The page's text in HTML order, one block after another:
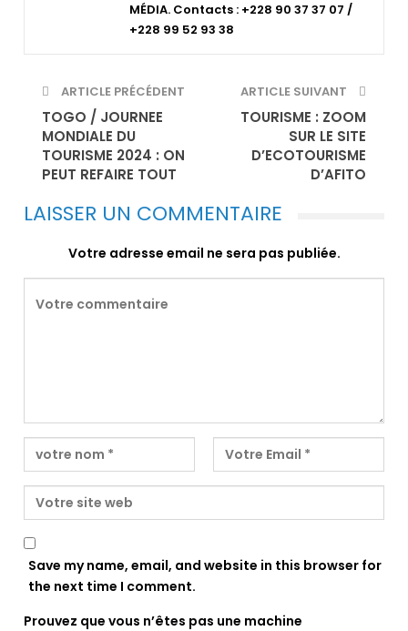
MÉDIA. Contacts : +228 90 37 37 07 /
+228 99 52 93 38
ARTICLE PRÉCÉDENT
TOGO / JOURNEE
MONDIALE DU
TOURISME 2024 : ON
PEUT REFAIRE TOUT
ARTICLE SUIVANT
TOURISME : ZOOM
SUR LE SITE
D’ECOTOURISME
D’AFITO
LAISSER UN COMMENTAIRE
Votre adresse email ne sera pas publiée.
Save my name, email, and website in this browser for
the next time I comment.
Prouvez que vous n’êtes pas une machine